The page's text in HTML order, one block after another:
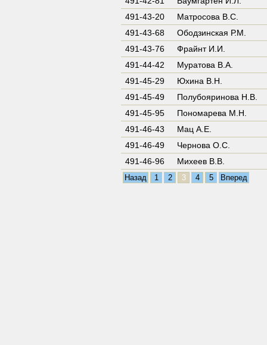
491-43-20
Матросова В.С.
491-43-68
Ободзинская Р.М.
491-43-76
Фрайнт И.И.
491-44-42
Муратова В.А.
491-45-29
Юхина В.Н.
491-45-49
Полубояринова Н.В.
491-45-95
Пономарева М.Н.
491-46-43
Мац А.Е.
491-46-49
Чернова О.С.
491-46-96
Михеев В.В.
Назад 1 2 3 4 5 Вперед